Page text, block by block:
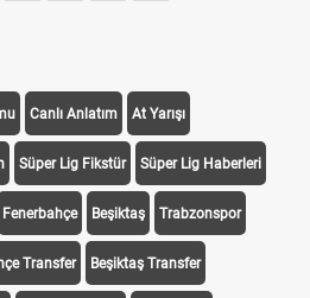
Canlı Anlatım At Yarışı
Süper Lig Fikstür Süper Lig Haberleri
Fenerbahçe Beşiktaş Trabzonspor
Transfer Beşiktaş Transfer